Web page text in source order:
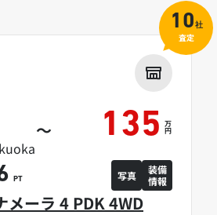
メーラ 4 PDK 4WD
～ 135 万
円
PT 写真
装備
情報
10社
査定